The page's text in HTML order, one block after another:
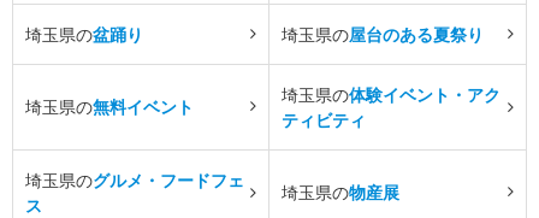
埼玉県の盆踊り 埼玉県の屋台のある夏祭り
埼玉県の無料イベント
埼玉県の体験イベント・アク
ティビティ
埼玉県のグルメ・フードフェ
ス
埼玉県の物産展